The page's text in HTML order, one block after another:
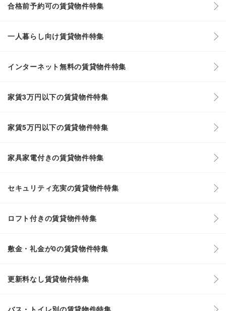
合格前予約可の賃貸物件特集
一人暮らし向け賃貸物件特集
インターネット無料の賃貸物件特集
家賃3万円以下の賃貸物件特集
家賃5万円以下の賃貸物件特集
家具家電付きの賃貸物件特集
セキュリティ充実の賃貸物件特集
ロフト付きの賃貸物件特集
敷金・礼金が0の賃貸物件特集
更新料なし賃貸物件特集